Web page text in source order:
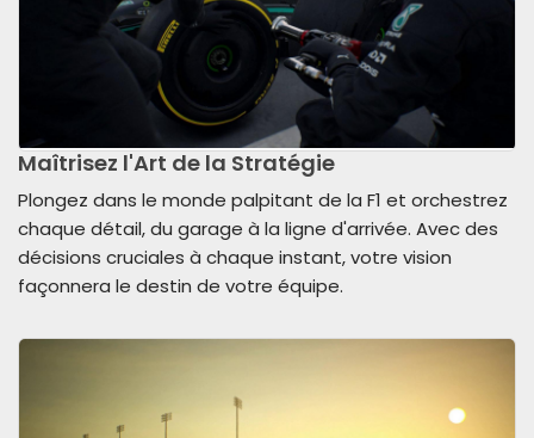
Maîtrisez l'Art de la Stratégie
Plongez dans le monde palpitant de la F1 et orchestrez
chaque détail, du garage à la ligne d'arrivée. Avec des
décisions cruciales à chaque instant, votre vision
façonnera le destin de votre équipe.